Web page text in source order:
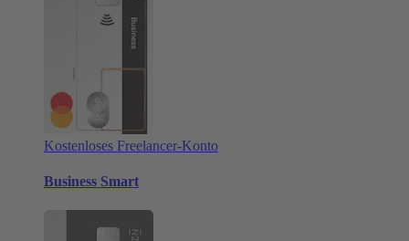
Kostenloses Freelancer-Konto
Business Smart